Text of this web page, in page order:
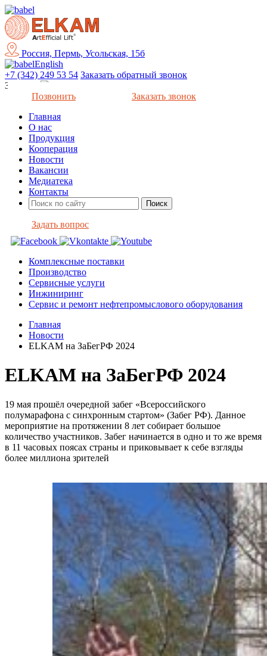
Россия, Пермь, Усольская, 15б
English
+7 (342) 249 53 54 Заказать обратный звонок
Закрыть
Позвонить
Заказать звонок
Главная
О нас
Продукция
Кооперация
Новости
Вакансии
Медиатека
Контакты
Задать вопрос
Комплексные поставки
Производство
Сервисные услуги
Инжиниринг
Сервис и ремонт нефтепромыслового оборудования
Главная
Новости
ELKAM на ЗаБегРФ 2024
ELKAM на ЗаБегРФ 2024
19 мая прошёл очередной забег «Всероссийского
полумарафона с синхронным стартом» (Забег РФ). Данное
мероприятие на протяжении 8 лет собирает большое
количество участников. Забег начинается в одно и то же время
в 11 часовых поясах страны и приковывает к себе взгляды
более миллиона зрителей